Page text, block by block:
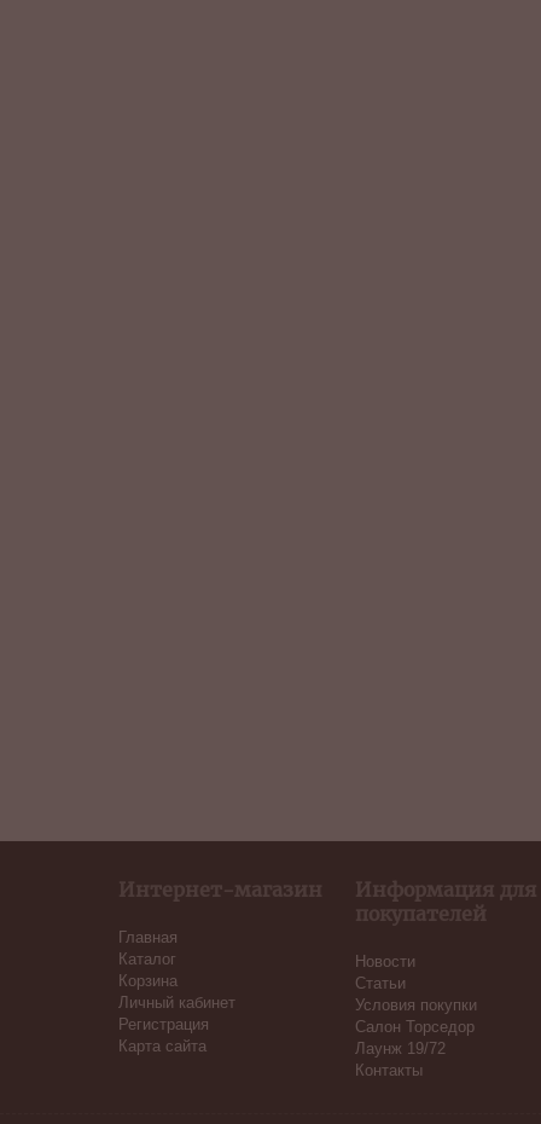
Интернет-магазин
Главная
Каталог
Корзина
Личный кабинет
Регистрация
Карта сайта
Информация для
покупателей
Новости
Статьи
Условия покупки
Салон Торседор
Лаунж 19/72
Контакты